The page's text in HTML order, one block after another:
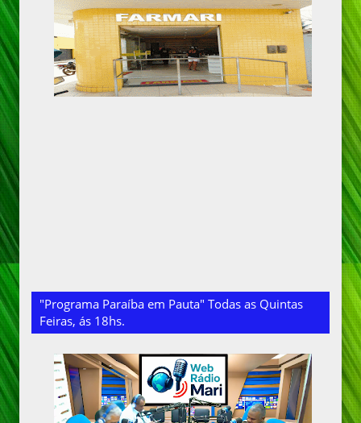
"Programa Paraíba em Pauta" Todas as Quintas
Feiras, ás 18hs.